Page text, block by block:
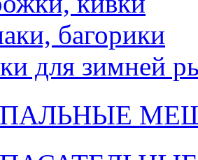
багорики
для зимней